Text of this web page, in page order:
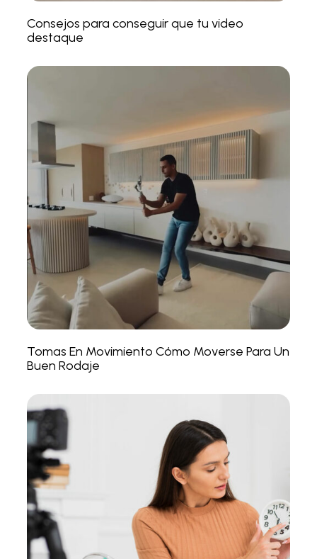
Consejos para conseguir que tu video
destaque
Tomas En Movimiento Cómo Moverse Para Un
Buen Rodaje